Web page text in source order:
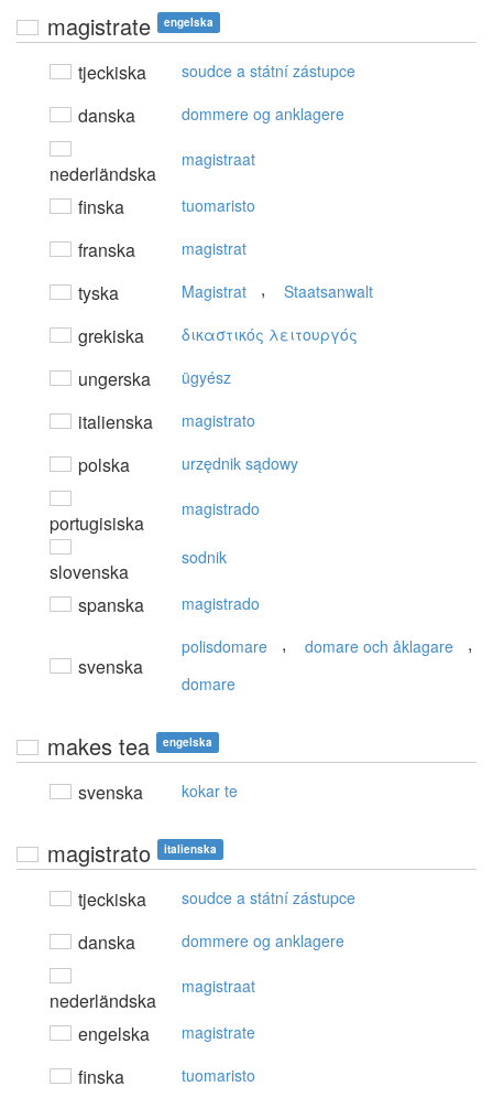
magistrate engelska
tjeckiska soudce a státní zástupce
danska dommere og anklagere
nederländska
magistraat
finska tuomaristo
franska magistrat
tyska Magistrat , Staatsanwalt
grekiska δικαστικός λειτoυργός
ungerska ügyész
italienska magistrato
polska urzędnik sądowy
portugisiska
magistrado
slovenska
sodnik
spanska magistrado
svenska
polisdomare , domare och åklagare ,
domare
makes tea engelska
svenska kokar te
magistrato italienska
tjeckiska soudce a státní zástupce
danska dommere og anklagere
nederländska
magistraat
engelska magistrate
finska tuomaristo